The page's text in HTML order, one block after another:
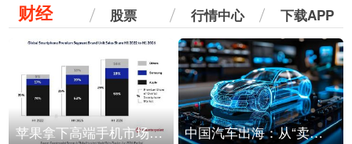
财经 股票 行情中心 下载APP
苹果拿下高端手机市场65%的份额：iPhone 17系列功不可没 中国汽车出海：从“卖出去”到“走进去”